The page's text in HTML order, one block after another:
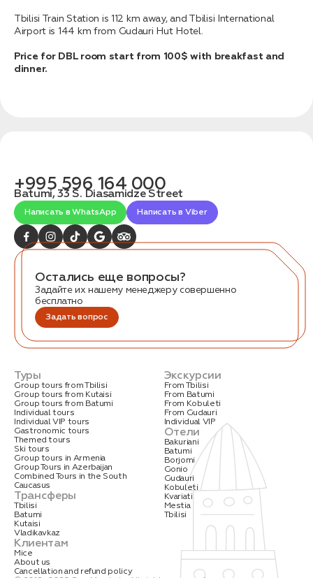
Tbilisi Train Station is 112 km away, and Tbilisi International
Airport is 144 km from Gudauri Hut Hotel.
Price for DBL room start from 100$ with breakfast and
dinner.
+995 596 164 000
Batumi, 33 S. Diasamidze Street
Написать в WhatsApp Написать в Viber
Остались еще вопросы?
Задайте их нашему менеджеру совершенно
бесплатно
Задать вопрос
Туры
Group tours from Tbilisi
Group tours from Kutaisi
Group tours from Batumi
Individual tours
Individual VIP tours
Gastronomic tours
Themed tours
Ski tours
Group tours in Armenia
Group Tours in Azerbaijan
Combined Tours in the South
Caucasus
Трансферы
Tbilisi
Batumi
Kutaisi
Vladikavkaz
Клиентам
Mice
About us
Cancellation and refund policy
Экскурсии
From Tbilisi
From Batumi
From Kobuleti
From Gudauri
Individual VIP
Отели
Bakuriani
Batumi
Borjomi
Gonio
Gudauri
Kobuleti
Kvariati
Mestia
Tbilisi
1. Выберите нужный автомобиль
2. Заполните форму
Заказать трансфер
Нажимая на кнопку, вы соглашаетесь с условиями
Политики конфиденциальности
Заявка успешно
отправлена!